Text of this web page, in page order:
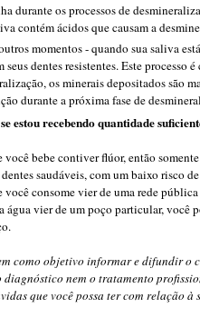
durante os processos de
contém ácidos que causam a
momentos - quando sua saliva
seus dentes resistentes. Este processo
os minerais depositados são
durante a próxima fase de
estou recebendo quantidade
você bebe contiver flúor, então
saudáveis, com um baixo risco
você consome vier de uma rede
água vier de um poço particular, você
como objetivo informar e difundir o
nem o tratamento
que você possa ter com relação